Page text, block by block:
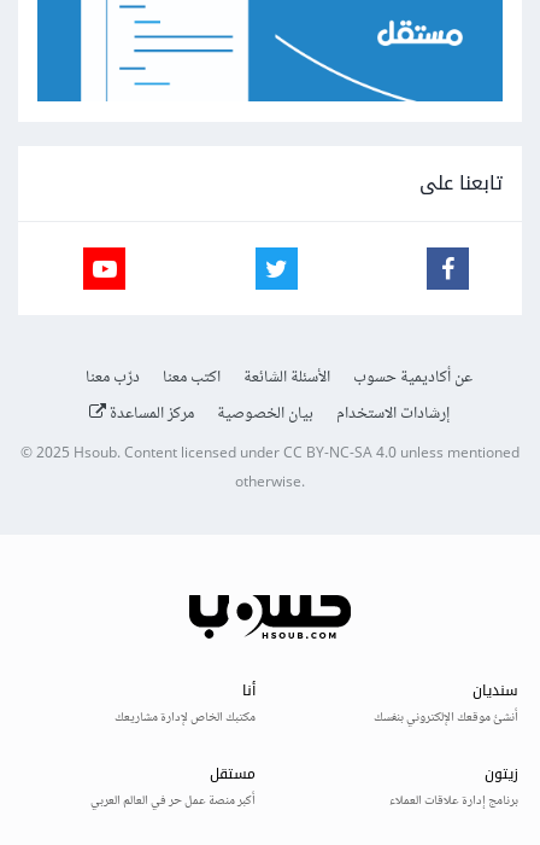
تابعنا على
عن أكاديمية حسوب الأسئلة الشائعة اكتب معنا
درّب معنا
إرشادات الاستخدام
بيان الخصوصية مركز المساعدة
© 2025Hsoub.Content licensed underCC BY-NC-SA 4.0unless mentioned
otherwise.